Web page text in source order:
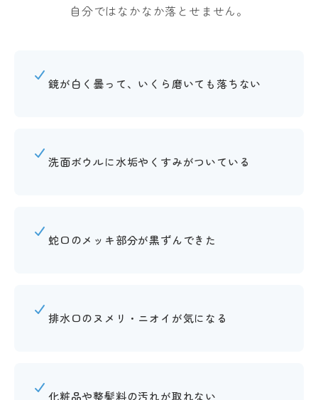
自分ではなかなか落とせません。
鏡が白く曇って、いくら磨いても落ちない
洗面ボウルに水垢やくすみがついている
蛇口のメッキ部分が黒ずんできた
排水口のヌメリ・ニオイが気になる
化粧品や整髪料の汚れが取れない